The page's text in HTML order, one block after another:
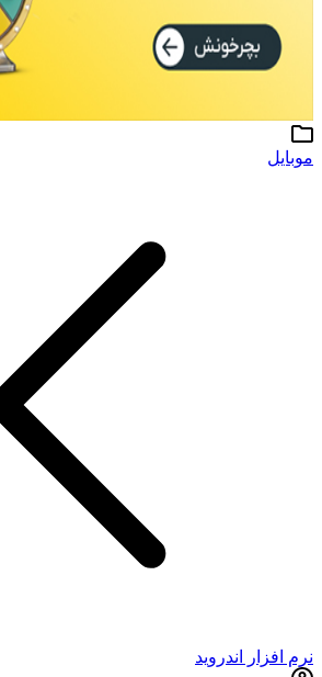
موبایل
نرم افزار اندروید